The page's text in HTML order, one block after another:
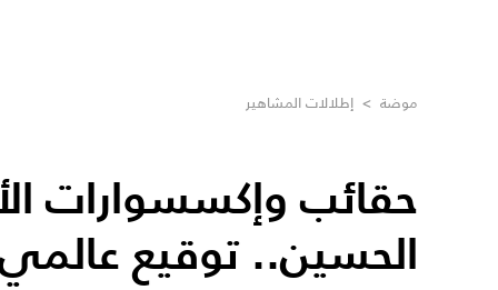
موضة > إطلالات المشاهير
حقائب وإكسسوارات
الحسين.. توقيع